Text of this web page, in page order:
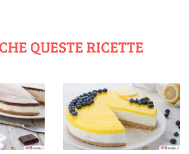
QUESTE RICETTE